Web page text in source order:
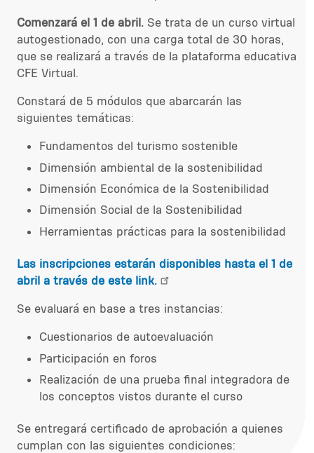
Comenzará el 1 de abril. Se trata de un curso virtual
autogestionado, con una carga total de 30 horas,
que se realizará a través de la plataforma educativa
CFE Virtual.
Constará de 5 módulos que abarcarán las
siguientes temáticas:
Fundamentos del turismo sostenible
Dimensión ambiental de la sostenibilidad
Dimensión Económica de la Sostenibilidad
Dimensión Social de la Sostenibilidad
Herramientas prácticas para la sostenibilidad
Las inscripciones estarán disponibles hasta el 1 de
abril a través de este link.
Se evaluará en base a tres instancias:
Cuestionarios de autoevaluación
Participación en foros
Realización de una prueba final integradora de
los conceptos vistos durante el curso
Se entregará certificado de aprobación a quienes
cumplan con las siguientes condiciones: